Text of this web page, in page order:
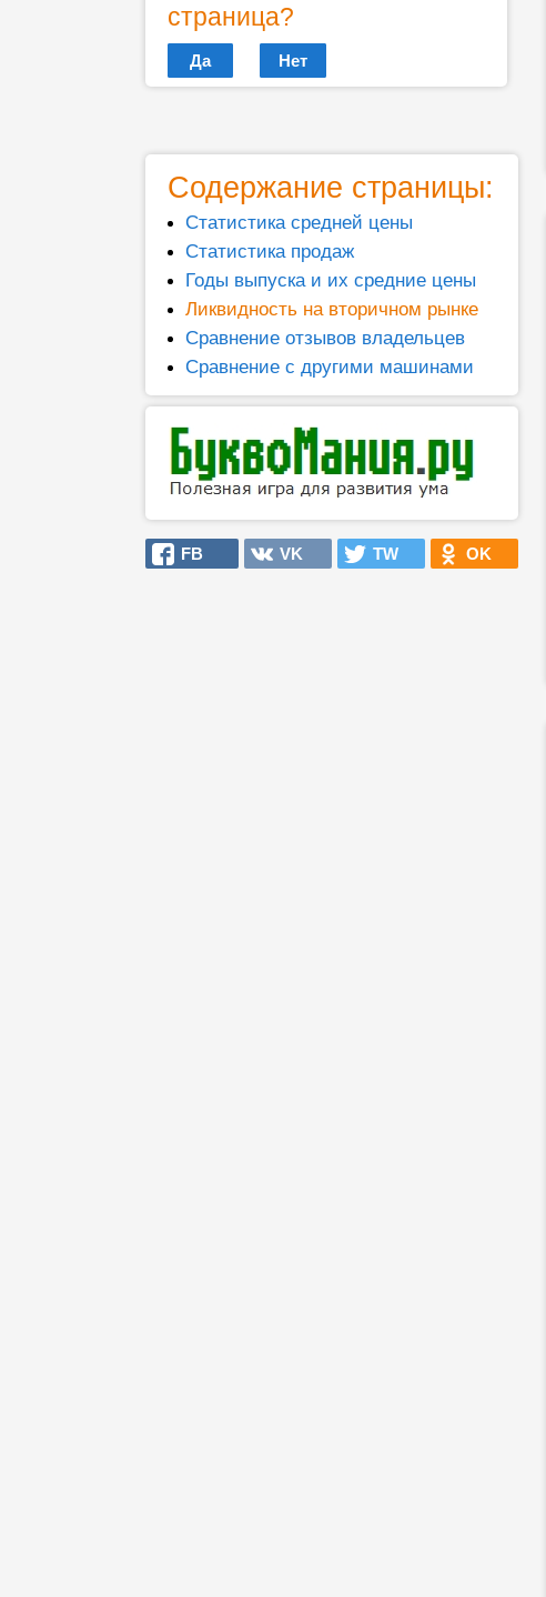
страница?
Да Нет
Содержание страницы:
Статистика средней цены
Статистика продаж
Годы выпуска и их средние цены
Ликвидность на вторичном рынке
Сравнение отзывов владельцев
Сравнение с другими машинами
FB VK TW OK